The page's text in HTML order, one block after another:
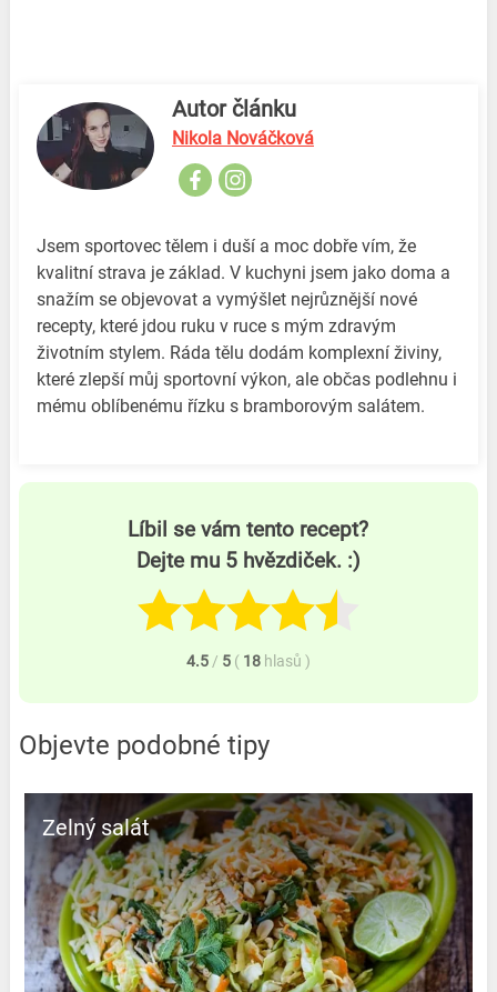
Autor článku
Nikola Nováčková
Jsem sportovec tělem i duší a moc dobře vím, že
kvalitní strava je základ. V kuchyni jsem jako doma a
snažím se objevovat a vymýšlet nejrůznější nové
recepty, které jdou ruku v ruce s mým zdravým
životním stylem. Ráda tělu dodám komplexní živiny,
které zlepší můj sportovní výkon, ale občas podlehnu i
mému oblíbenému řízku s bramborovým salátem.
Líbil se vám tento recept?
Dejte mu 5 hvězdiček. :)
4.5 / 5 ( 18 hlasů )
Objevte podobné tipy
Zelný salát